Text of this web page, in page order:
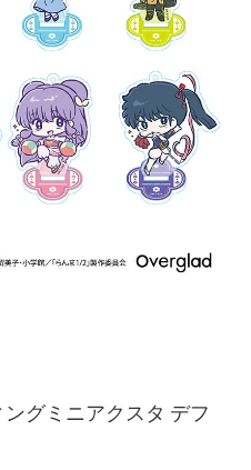
グミニアクスタ デフ